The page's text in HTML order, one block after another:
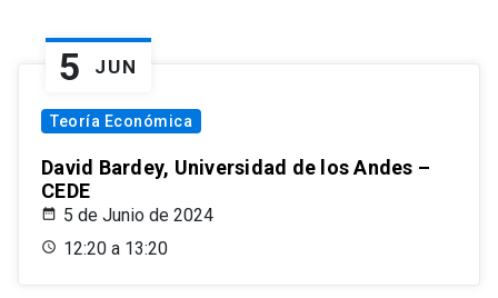
5 JUN
Teoría Económica
David Bardey, Universidad de los Andes –
CEDE
5 de Junio de 2024
12:20 a 13:20